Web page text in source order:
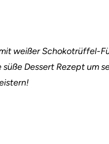
weißer Schokotrüffel-
Dessert Rezept um